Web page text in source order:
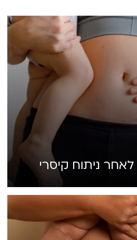
ניתוח קיסרי